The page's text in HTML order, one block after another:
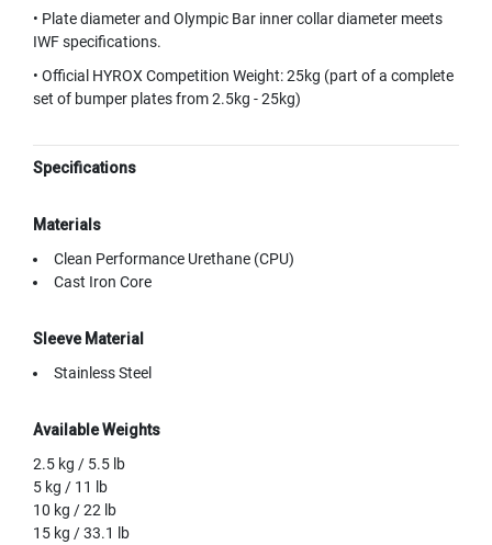
• Plate diameter and Olympic Bar inner collar diameter meets
IWF specifications.
• Official HYROX Competition Weight: 25kg (part of a complete
set of bumper plates from 2.5kg - 25kg)
Specifications
Materials
Clean Performance Urethane (CPU)
Cast Iron Core
Sleeve Material
Stainless Steel
Available Weights
2.5 kg / 5.5 lb
5 kg / 11 lb
10 kg / 22 lb
15 kg / 33.1 lb